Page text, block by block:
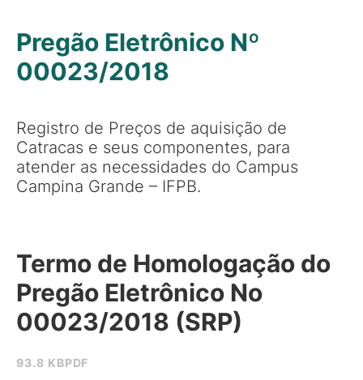
Pregão Eletrônico Nº
00023/2018
Registro de Preços de aquisição de
Catracas e seus componentes, para
atender as necessidades do Campus
Campina Grande – IFPB.
93.8 KBPDF
Termo de Homologação do
Pregão Eletrônico No
00023/2018 (SRP)